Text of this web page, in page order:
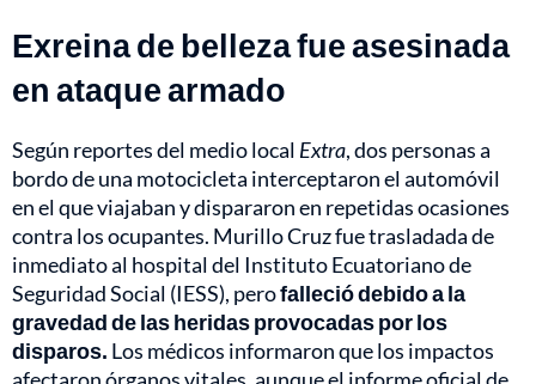
Exreina de belleza fue asesinada
en ataque armado
Según reportes del medio local Extra, dos personas a
bordo de una motocicleta interceptaron el automóvil
en el que viajaban y dispararon en repetidas ocasiones
contra los ocupantes. Murillo Cruz fue trasladada de
inmediato al hospital del Instituto Ecuatoriano de
Seguridad Social (IESS), perofalleció debido a la
gravedad de las heridas provocadas por los
disparos. Los médicos informaron que los impactos